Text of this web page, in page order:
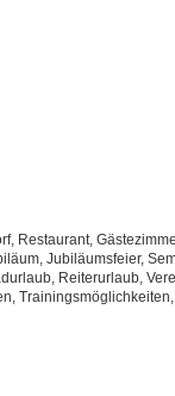
Restaurant,
Jubiläumsfeier,
Reiterurlaub,